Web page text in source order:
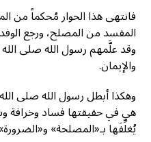
فانتهى هذا الحوار مُحكماً من
المفسد من المصلح، ورجع الوفد
وقد علَّمهم رسول الله صلى
والإيمان.
وهكذا أبطل رسول الله صلى
هي في حقيقتها فساد وخرافة
يُغلِّفَها بـ«المصلحة»